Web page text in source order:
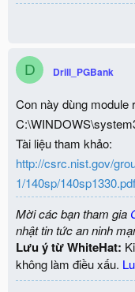
D Drill_PGBank
Con này dùng module
Tài liệu tham khảo:
http://csrc.nist.gov/
1/140sp/140sp1330.pdf
Mời các bạn tham gia
nhật tin tức an ninh
Lưu ý từ WhiteHat:
không làm điều xấu.